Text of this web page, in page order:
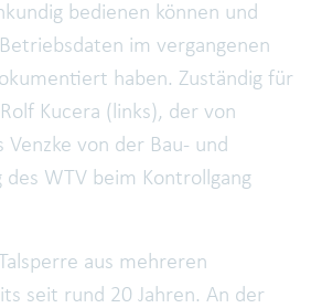
bedienen können und
im vergangenen
haben. Zuständig für
Kucera (links), der von
Venzke von der Bau- und
des WTV beim Kontrollgang
aus mehreren
seit rund 20 Jahren. An der